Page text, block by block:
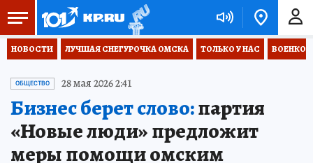
НОВОСТИ ЛУЧШАЯ СНЕГУРОЧКА ОМСКА ТОЛЬКО У НАС
ОБЩЕСТВО 28 мая 2026 2:41
Бизнес берет слово:партия
«Новые люди» предложит
меры помощи омским